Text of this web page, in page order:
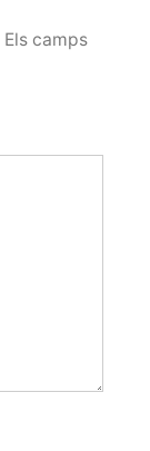
Els camps